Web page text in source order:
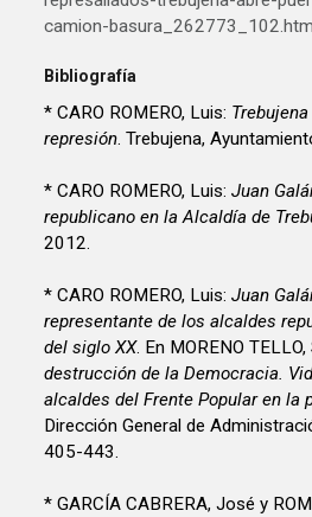
camion-
Bibliografía
* CARO ROMERO, Luis:
represión . Trebujena,
* CARO ROMERO, Luis:Juan
republicano en la Alcaldía de
2012.
* CARO ROMERO, Luis:Juan
representante de los alcaldes
del siglo XX. En MORENO
destrucción de la Democracia.
alcaldes del Frente Popular en la
Dirección General de
405-443.
* GARCÍA CABRERA, José y